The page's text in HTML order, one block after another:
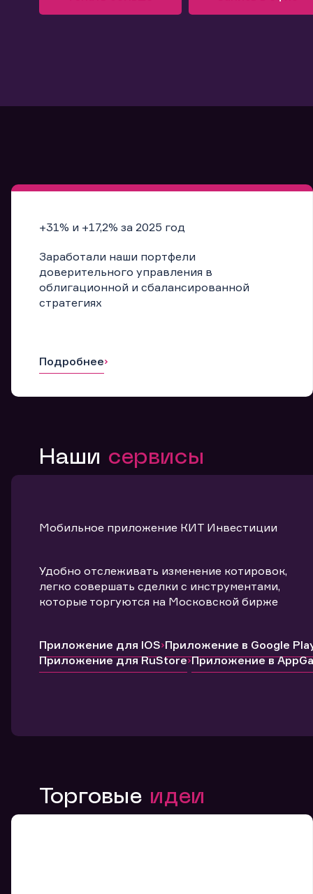
+31% и +17,2% за 2025 год
Заработали наши портфели
доверительного управления в
облигационной и сбалансированной
стратегиях
Подробнее
Наши сервисы
Мобильное приложение КИТ Инвестиции
Удобно отслеживать изменение котировок,
легко совершать сделки с инструментами,
которые торгуются на Московской бирже
Приложение для IOS Приложение в Google
Приложение для RuStore Приложение в
Торговые идеи